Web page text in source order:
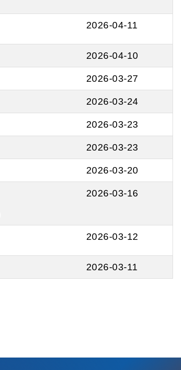
2026-04-11
2026-04-10
2026-03-27
2026-03-24
2026-03-23
2026-03-23
2026-03-20
2026-03-16
2026-03-12
2026-03-11